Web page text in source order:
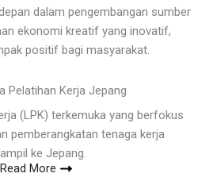
dalam pengembangan sumber
ekonomi kreatif yang inovatif,
positif bagi masyarakat.
(LPK) terkemuka yang berfokus
pemberangkatan tenaga kerja
ke Jepang.
Read More